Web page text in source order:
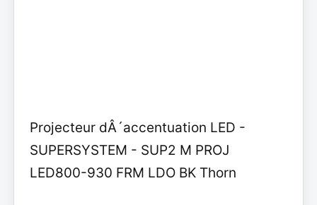
Projecteur dÂ´accentuation LED -
SUPERSYSTEM - SUP2 M PROJ
LED800-930 FRM LDO BK Thorn